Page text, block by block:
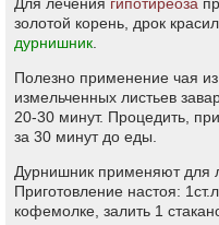
золотой корень, дрок
дурнишник
Полезно применение чая из
измельченных листьев
20-30 минут. Процедить,
за 30 минут до еды.
Дурнишник применяют для
Приготовление настоя:
кофемолке, залить 1